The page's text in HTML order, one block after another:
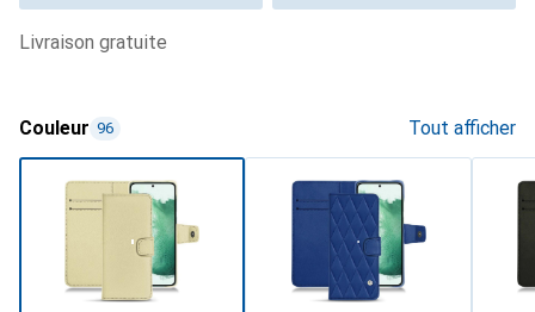
livraison gratuite
Couleur 96 Tout afficher